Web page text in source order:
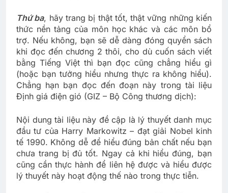
Thứ ba, hãy trang bị thật tốt, thật vững những kiến
thức nền tảng của môn học khác và các môn bổ
trợ. Nếu không, bạn sẽ dễ dàng đóng quyển sách
khi đọc đến chương 2 thôi, cho dù cuốn sách viết
bằng Tiếng Việt thì bạn đọc cũng chẳng hiểu gì
(hoặc bạn tưởng hiểu nhưng thực ra không hiểu).
Chẳng hạn bạn đọc đến đoạn này trong tài liệu
Định giá điện gió (GIZ – Bộ Công thương dịch):
Nội dung tài liệu này đề cập là lý thuyết danh mục
đầu tư của Harry Markowitz – đạt giải Nobel kinh
tế 1990. Không dễ để hiểu đúng bản chất nếu bạn
chưa trang bị đủ tốt. Ngay cả khi hiểu đúng, bạn
cũng cần thực hành để liên hệ được và hiểu được
lý thuyết này hoạt động thế nào trong thực tiễn.